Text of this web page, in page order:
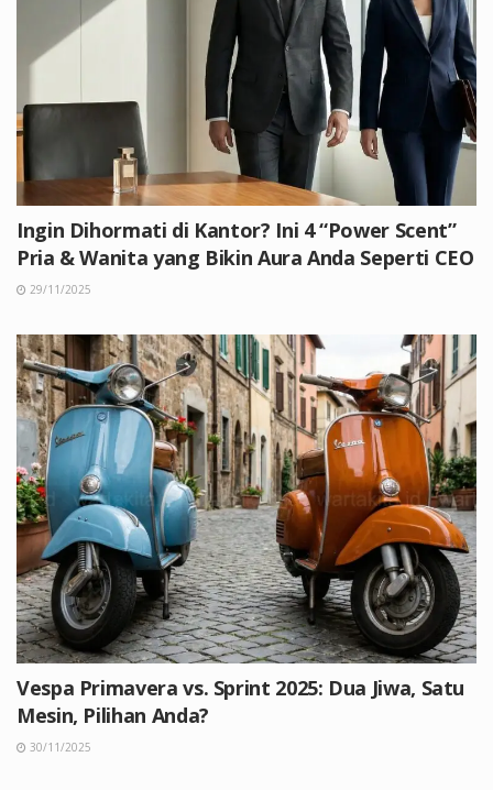
Ingin Dihormati di Kantor? Ini 4 “Power Scent”
Pria & Wanita yang Bikin Aura Anda Seperti CEO
29/11/2025
Vespa Primavera vs. Sprint 2025: Dua Jiwa, Satu
Mesin, Pilihan Anda?
30/11/2025